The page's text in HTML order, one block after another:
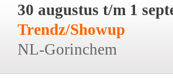
30 augustus t/m 1
Trendz/Showup
NL-Gorinchem